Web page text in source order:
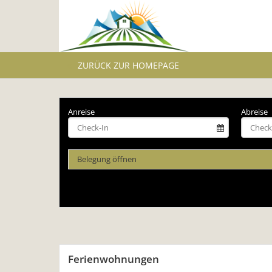
ZURÜCK ZUR HOMEPAGE
Anreise Abreise
Belegung öffnen
Ferienwohnungen